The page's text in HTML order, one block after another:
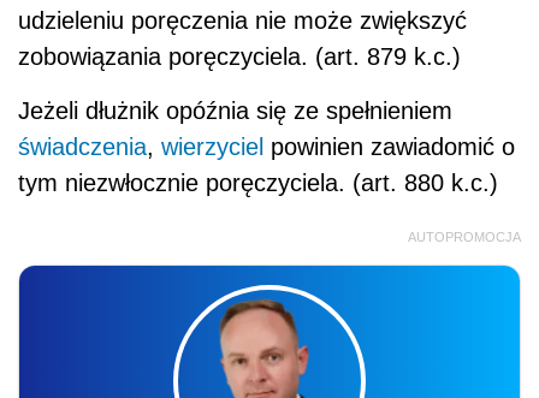
udzieleniu poręczenia nie może zwiększyć
zobowiązania poręczyciela. (art. 879 k.c.)
Jeżeli dłużnik opóźnia się ze spełnieniem
świadczenia, wierzyciel powinien zawiadomić o
tym niezwłocznie poręczyciela. (art. 880 k.c.)
AUTOPROMOCJA